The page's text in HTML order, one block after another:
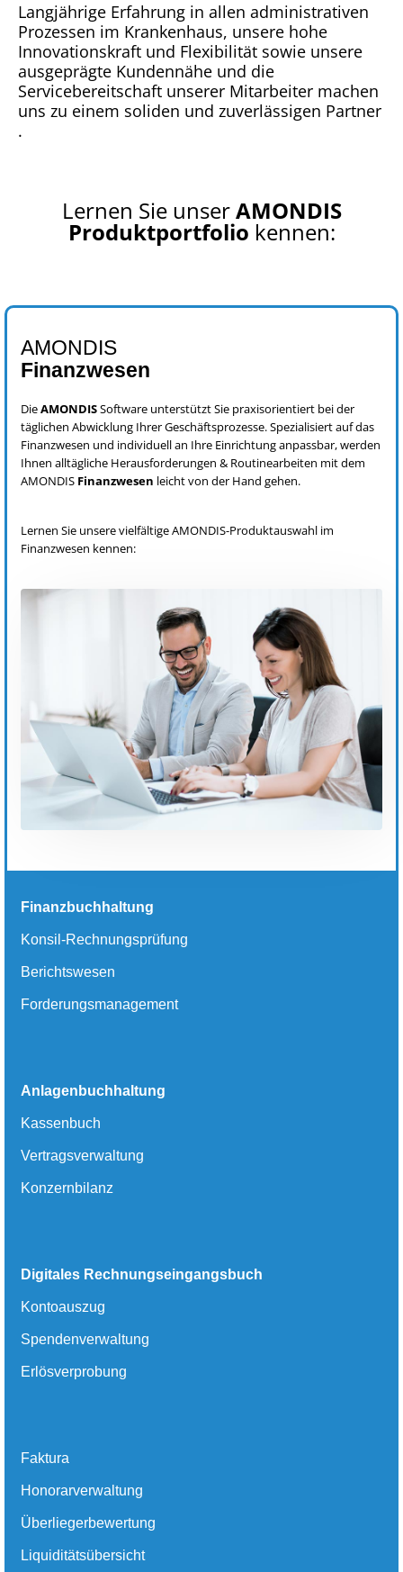
Langjährige Erfahrung in allen administrativen
Prozessen im Krankenhaus, unsere hohe
Innovationskraft und Flexibilität sowie unsere
ausgeprägte Kundennähe und die
Servicebereitschaft unserer Mitarbeiter machen
uns zu einem soliden und zuverlässigen Partner
.
Lernen Sie unserAMONDIS
Produktportfolio kennen:
AMONDIS
Finanzwesen
DieAMONDISSoftware unterstützt Sie praxisorientiert bei der
täglichen Abwicklung Ihrer Geschäftsprozesse. Spezialisiert auf das
Finanzwesen und individuell an Ihre Einrichtung anpassbar, werden
Ihnen alltägliche Herausforderungen & Routinearbeiten mit dem
AMONDIS Finanzwesen leicht von der Hand gehen.
Lernen Sie unsere vielfältige AMONDIS-Produktauswahl im
Finanzwesen kennen:
Finanzbuchhaltung
Konsil-Rechnungsprüfung
Berichtswesen
Forderungsmanagement
Anlagenbuchhaltung
Kassenbuch
Vertragsverwaltung
Konzernbilanz
Digitales Rechnungseingangsbuch
Kontoauszug
Spendenverwaltung
Erlösverprobung
Faktura
Honorarverwaltung
Überliegerbewertung
Liquiditätsübersicht